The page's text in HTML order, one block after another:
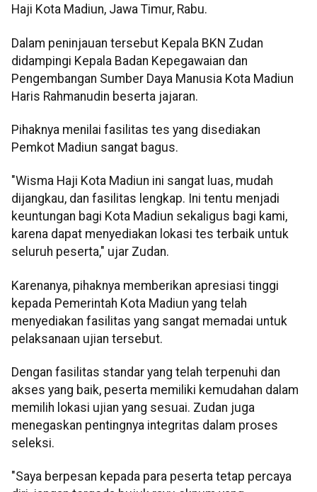
Haji Kota Madiun, Jawa Timur, Rabu.
Dalam peninjauan tersebut Kepala BKN Zudan
didampingi Kepala Badan Kepegawaian dan
Pengembangan Sumber Daya Manusia Kota Madiun
Haris Rahmanudin beserta jajaran.
Pihaknya menilai fasilitas tes yang disediakan
Pemkot Madiun sangat bagus.
"Wisma Haji Kota Madiun ini sangat luas, mudah
dijangkau, dan fasilitas lengkap. Ini tentu menjadi
keuntungan bagi Kota Madiun sekaligus bagi kami,
karena dapat menyediakan lokasi tes terbaik untuk
seluruh peserta," ujar Zudan.
Karenanya, pihaknya memberikan apresiasi tinggi
kepada Pemerintah Kota Madiun yang telah
menyediakan fasilitas yang sangat memadai untuk
pelaksanaan ujian tersebut.
Dengan fasilitas standar yang telah terpenuhi dan
akses yang baik, peserta memiliki kemudahan dalam
memilih lokasi ujian yang sesuai. Zudan juga
menegaskan pentingnya integritas dalam proses
seleksi.
"Saya berpesan kepada para peserta tetap percaya